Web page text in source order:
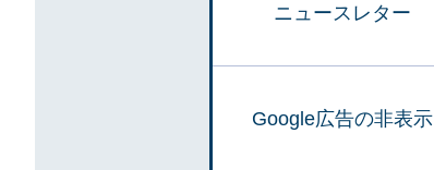
ニュースレター
Google広告の非表示